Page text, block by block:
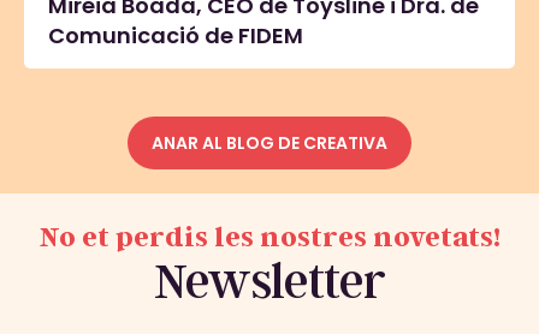
Comunicació de FIDEM
ANAR AL BLOG DE CREATIVA
No et perdis les nostres novetats!​
Newsletter